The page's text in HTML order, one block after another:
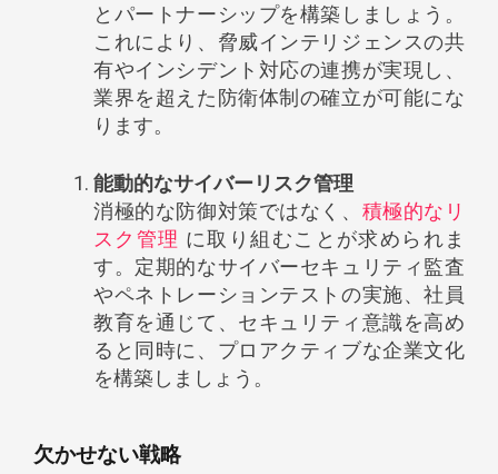
とパートナーシップを構築しましょう。
これにより、脅威インテリジェンスの共
有やインシデント対応の連携が実現し、
業界を超えた防衛体制の確立が可能にな
ります。
能動的なサイバーリスク管理
消極的な防御対策ではなく、 積極的なリ
スク管理 に取り組むことが求められま
す。定期的なサイバーセキュリティ監査
やペネトレーションテストの実施、社員
教育を通じて、セキュリティ意識を高め
ると同時に、プロアクティブな企業文化
を構築しましょう。
欠かせない戦略